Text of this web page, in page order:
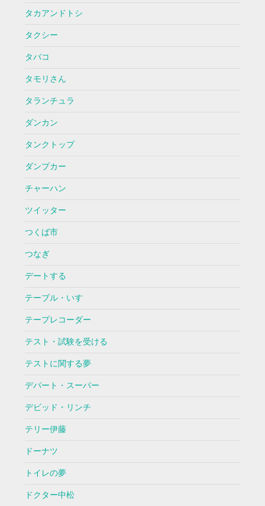
タカアンドトシ
タクシー
タバコ
タモリさん
タランチュラ
ダンカン
タンクトップ
ダンプカー
チャーハン
ツイッター
つくば市
つなぎ
デートする
テーブル・いす
テープレコーダー
テスト・試験を受ける
テストに関する夢
デパート・スーパー
デビッド・リンチ
テリー伊藤
ドーナツ
トイレの夢
ドクター中松